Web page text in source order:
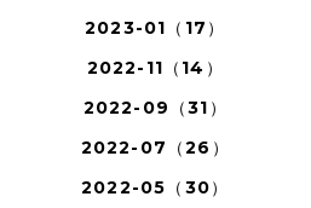
2023-01（17）
2022-11（14）
2022-09（31）
2022-07（26）
2022-05（30）